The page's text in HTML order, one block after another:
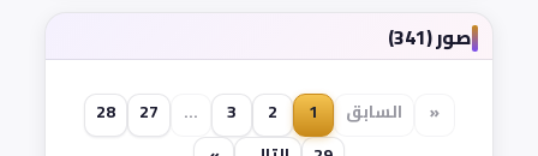
صور (341)
« السابق 1
2
3
...
27
28